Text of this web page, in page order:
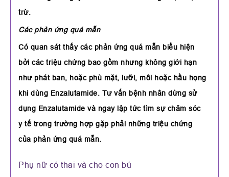
trừ.
Các phản ứng quá mẫn
Có quan sát thấy các phản ứng quá mẫn biểu hiện
bởi các triệu chứng bao gồm nhưng không giới hạn
như phát ban, hoặc phù mặt, lưỡi, môi hoặc hầu họng
khi dùng Enzalutamide. Tư vấn bệnh nhân dừng sử
dụng Enzalutamide và ngay lập tức tìm sự chăm sóc
y tế trong trường hợp gặp phải những triệu chứng
của phản ứng quá mẫn.
Phụ nữ có thai và cho con bú